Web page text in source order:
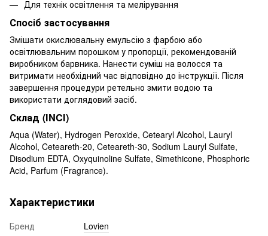
Для технік освітлення та мелірування
Спосіб застосування
Змішати окислювальну емульсію з фарбою або
освітлювальним порошком у пропорції, рекомендованій
виробником барвника. Нанести суміш на волосся та
витримати необхідний час відповідно до інструкції. Після
завершення процедури ретельно змити водою та
використати доглядовий засіб.
Склад (INCI)
Aqua (Water), Hydrogen Peroxide, Cetearyl Alcohol, Lauryl
Alcohol, Ceteareth-20, Ceteareth-30, Sodium Lauryl Sulfate,
Disodium EDTA, Oxyquinoline Sulfate, Simethicone, Phosphoric
Acid, Parfum (Fragrance).
Характеристики
Бренд
Lovien